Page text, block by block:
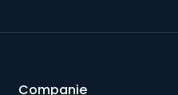
Companie